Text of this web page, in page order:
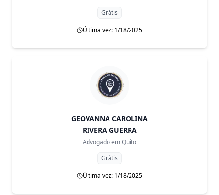
Grátis
Última vez: 1/18/2025
GEOVANNA CAROLINA
RIVERA GUERRA
Advogado emQuito
Grátis
Última vez: 1/18/2025